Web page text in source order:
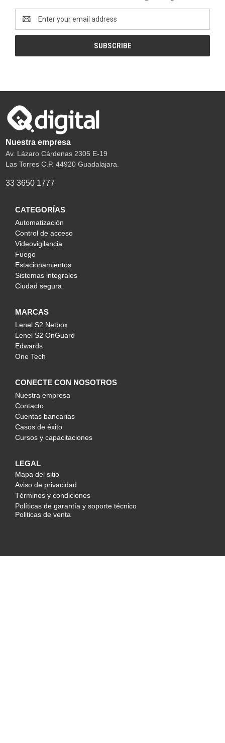
Address
Nuestra empresa
Av. Lázaro Cárdenas 2305 E-19
Las Torres C.P. 44920 Guadalajara.
33 3650 1777
CATEGORÍAS
Automatización
Control de acceso
Videovigilancia
Fuego
Estacionamientos
Sistemas integrales
Ciudad segura
MARCAS
Lenel S2 Netbox
Lenel S2 OnGuard
Edwards
One Tech
CONECTE CON NOSOTROS
Nuestra empresa
Contacto
Cuentas bancarias
Casos de éxito
Cursos y capacitaciones
LEGAL
Mapa del sitio
Aviso de privacidad
Términos y condiciones
Políticas de garantía y soporte técnico
Politicas de venta